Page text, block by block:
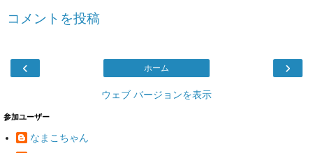
コメントを投稿
‹ ›
ホーム
ウェブ バージョンを表示
参加ユーザー
なまこちゃん